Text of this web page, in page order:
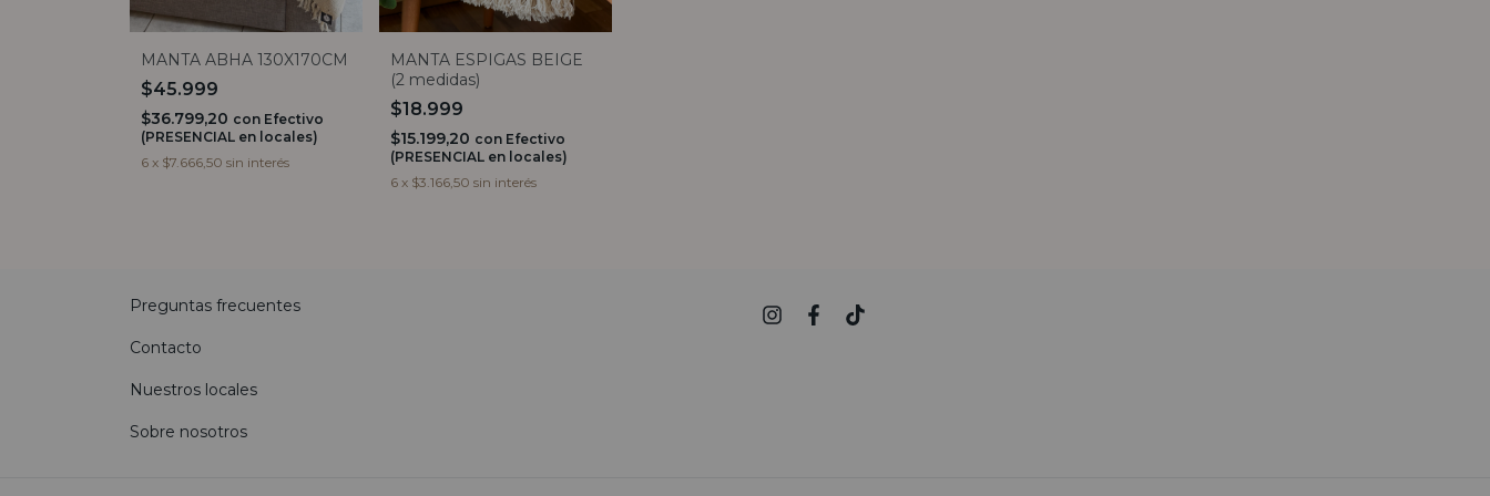
MANTA ABHA 130X170CM
$45.999
$36.799,20 con Efectivo
(PRESENCIAL en locales)
6 x $7.666,50 sin interés
MANTA ESPIGAS BEIGE
(2 medidas)
$18.999
$15.199,20 con Efectivo
(PRESENCIAL en locales)
6 x $3.166,50 sin interés
Preguntas frecuentes
Contacto
Nuestros locales
Sobre nosotros